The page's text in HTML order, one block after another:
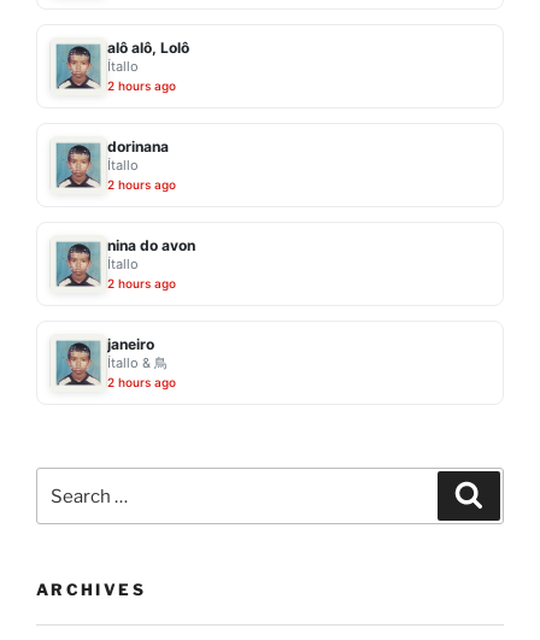
alô alô, Lolô
Ítallo
2 hours ago
dorinana
Ítallo
2 hours ago
nina do avon
Ítallo
2 hours ago
janeiro
Ítallo & 鳥
2 hours ago
for:
ARCHIVES